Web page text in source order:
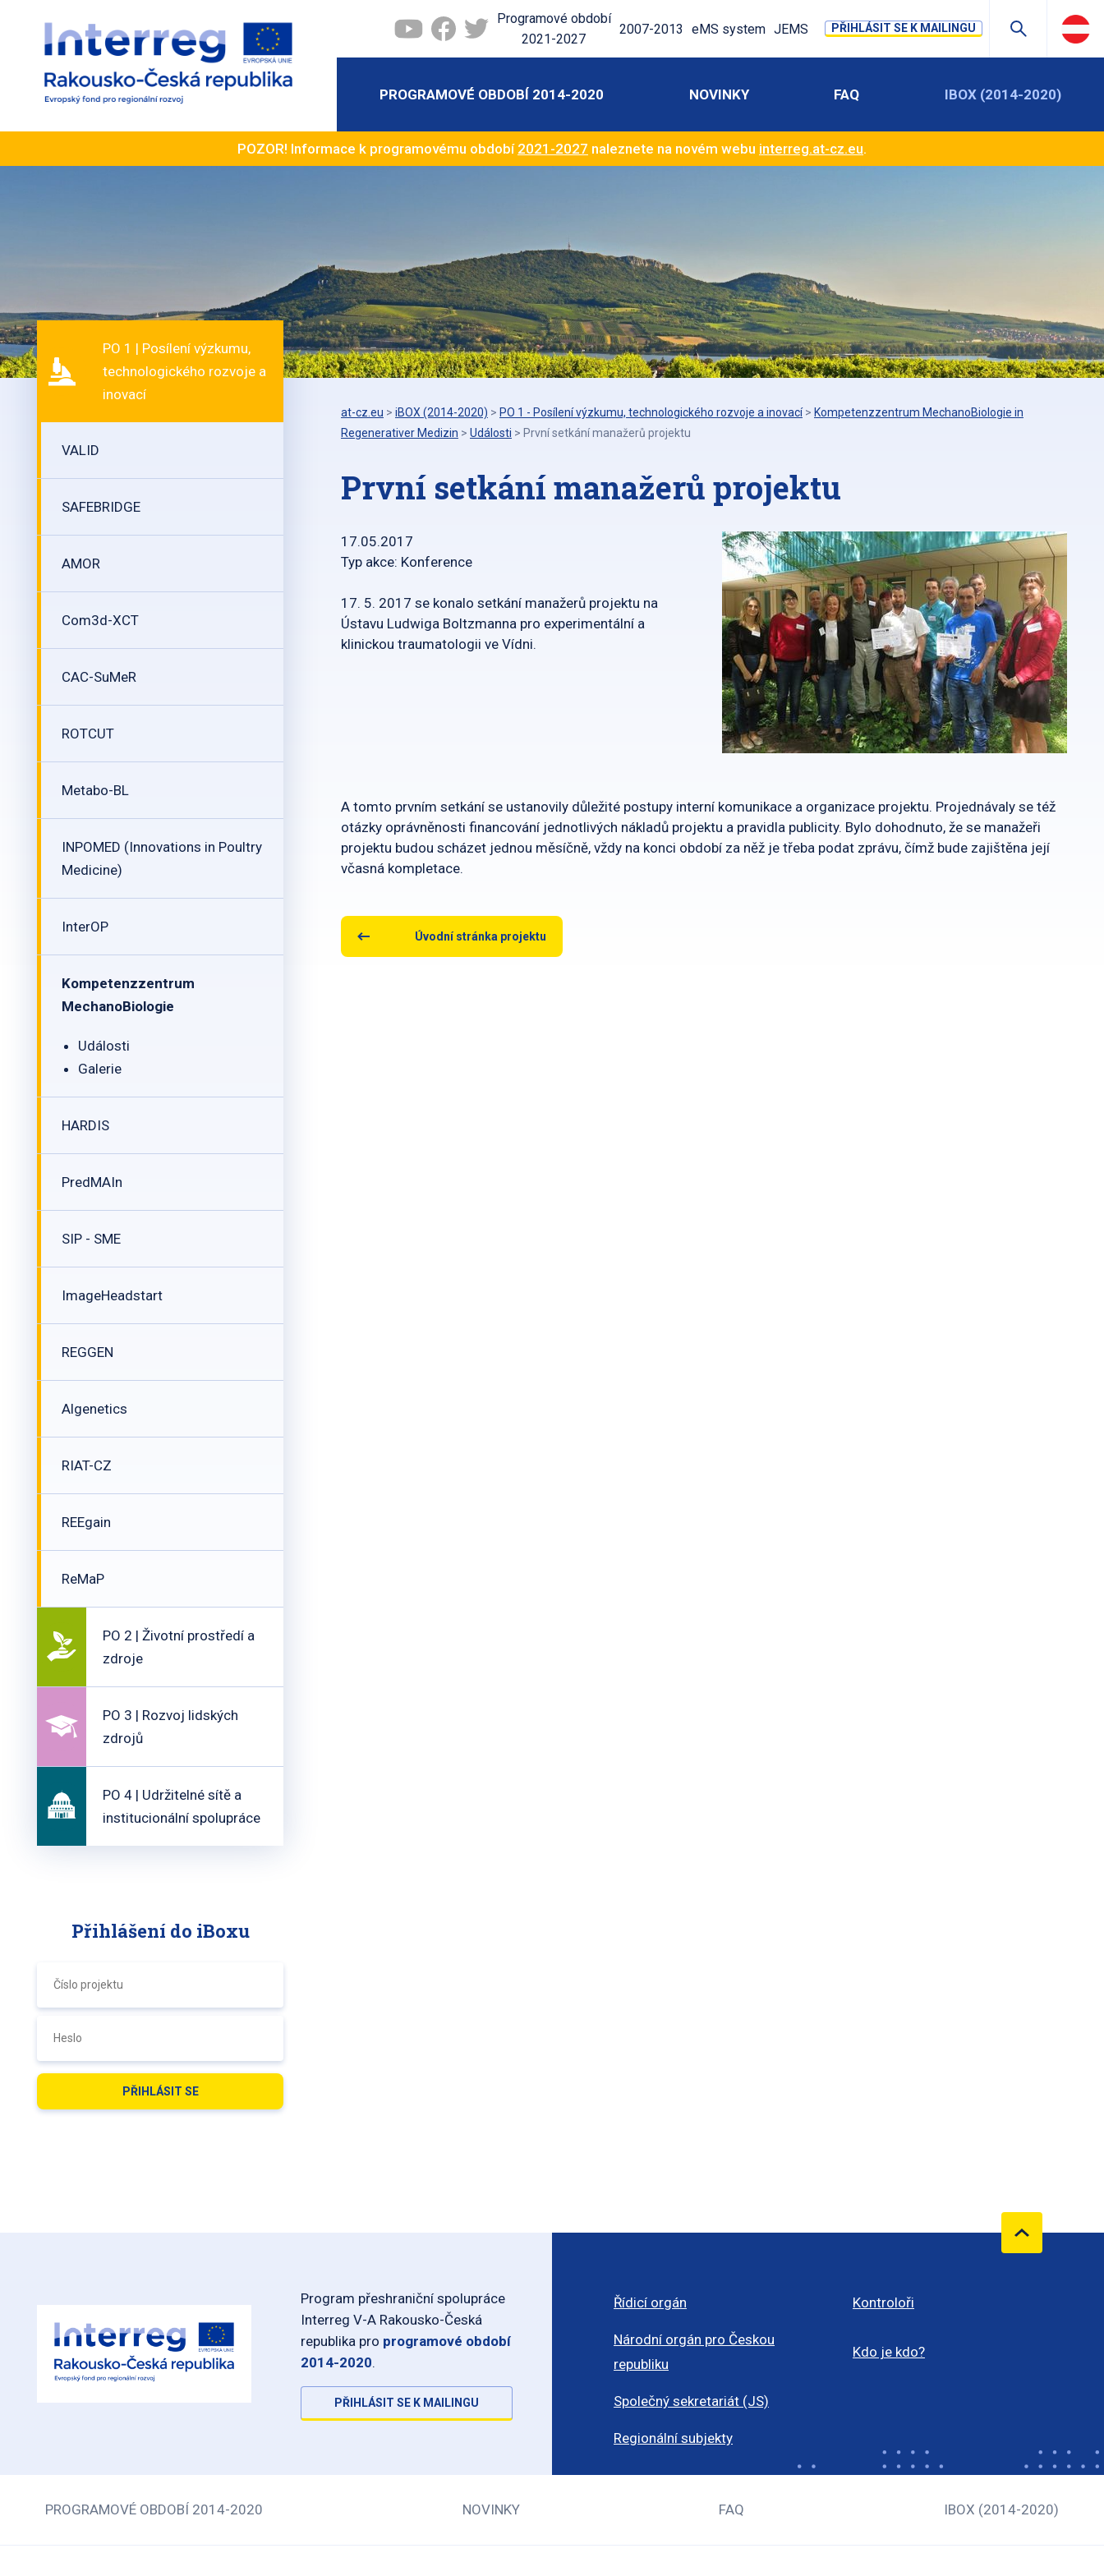
Programové období
2021-2027
2007-2013 eMS system JEMS PŘIHLÁSIT SE K MAILINGU
PROGRAMOVÉ OBDOBÍ 2014-2020 NOVINKY FAQ IBOX (2014-2020)
POZOR! Informace k programovému období 2021-2027 naleznete na novém webu interreg.at-cz.eu.
PO 1 | Posílení výzkumu,
technologického rozvoje a
inovací
VALID
SAFEBRIDGE
AMOR
Com3d-XCT
CAC-SuMeR
ROTCUT
Metabo-BL
INPOMED (Innovations in Poultry
Medicine)
InterOP
Kompetenzzentrum
MechanoBiologie
Události
Galerie
HARDIS
PredMAIn
SIP - SME
ImageHeadstart
REGGEN
Algenetics
RIAT-CZ
REEgain
ReMaP
PO 2 | Životní prostředí a
zdroje
PO 3 | Rozvoj lidských
zdrojů
PO 4 | Udržitelné sítě a
institucionální spolupráce
Přihlášení do iBoxu
at-cz.eu > iBOX (2014-2020) > PO 1 - Posílení výzkumu, technologického rozvoje a inovací > Kompetenzzentrum MechanoBiologie in
Regenerativer Medizin > Události > První setkání manažerů projektu
První setkání manažerů projektu
17.05.2017
Typ akce: Konference
17. 5. 2017 se konalo setkání manažerů projektu na
Ústavu Ludwiga Boltzmanna pro experimentální a
klinickou traumatologii ve Vídni.
A tomto prvním setkání se ustanovily důležité postupy interní komunikace a organizace projektu. Projednávaly se též
otázky oprávněnosti financování jednotlivých nákladů projektu a pravidla publicity. Bylo dohodnuto, že se manažeři
projektu budou scházet jednou měsíčně, vždy na konci období za něž je třeba podat zprávu, čímž bude zajištěna její
včasná kompletace.
Úvodní stránka projektu
Program přeshraniční spolupráce
Interreg V-A Rakousko-Česká
republika pro programové období
2014-2020.
PŘIHLÁSIT SE K MAILINGU
Řídicí orgán
Národní orgán pro Českou
republiku
Společný sekretariát (JS)
Regionální subjekty
Kontroloři
Kdo je kdo?
PROGRAMOVÉ OBDOBÍ 2014-2020 NOVINKY FAQ IBOX (2014-2020)